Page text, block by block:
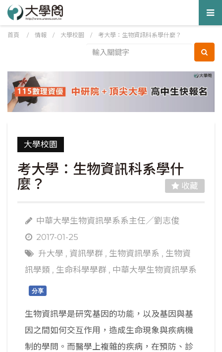
首頁 / 情報 / 大學校園 / 考大學：生物資訊科系學什麼？
大學校園
考大學：生物資訊科系學什
麼？
收藏
中華大學生物資訊學系系主任／劉志俊
2017-01-25
升大學 , 資訊學群 , 生物資訊學系 , 生物資
訊學類 , 生命科學學群 , 中華大學生物資訊學系
分享
生物資訊學是研究基因的功能，以及基因與基
因之間如何交互作用，造成生命現象與疾病機
制的學問。而醫學上複雜的疾病，在預防、診